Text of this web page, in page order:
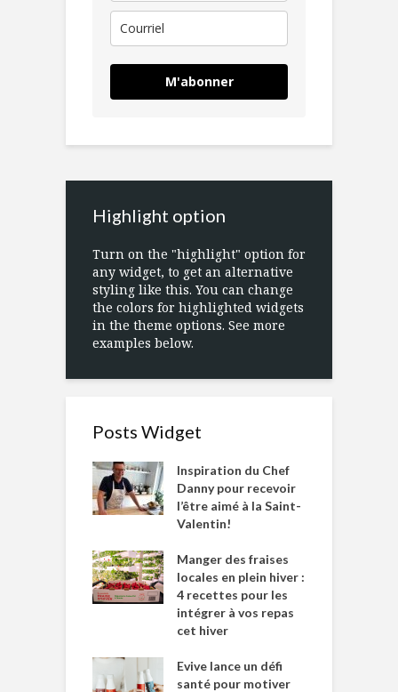
M'abonner
Highlight option
Turn on the "highlight" option for
any widget, to get an alternative
styling like this. You can change
the colors for highlighted widgets
in the theme options. See more
examples below.
Posts Widget
Inspiration du Chef
Danny pour recevoir
l’être aimé à la Saint-
Valentin!
Manger des fraises
locales en plein hiver :
4 recettes pour les
intégrer à vos repas
cet hiver
Evive lance un défi
santé pour motiver